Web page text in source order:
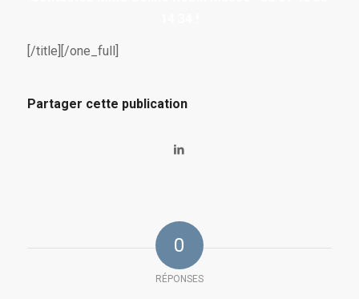
[/title][/one_full]
Partager cette publication
0
RÉPONSES